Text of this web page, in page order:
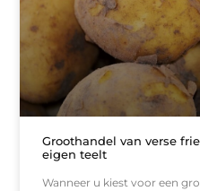
Groothandel van verse
eigen teelt
Wanneer u kiest voor een